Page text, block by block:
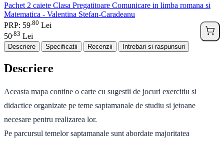
Pachet 2 caiete Clasa Pregatitoare Comunicare in limba romana si
Matematica - Valentina Stefan-Caradeanu
PRP: 59 80 Lei
50 83 Lei
Descriere Specificatii Recenzii Intrebari si raspunsuri
Descriere
Aceasta mapa contine o carte cu sugestii de jocuri exercitiu si
didactice organizate pe teme saptamanale de studiu si jetoane
necesare pentru realizarea lor.
Pe parcursul temelor saptamanale sunt abordate majoritatea